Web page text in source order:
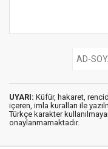
UYARI: Küfür, hakaret,
içeren, imla kuralları ile
Türkçe karakter
onaylanmamaktadır.